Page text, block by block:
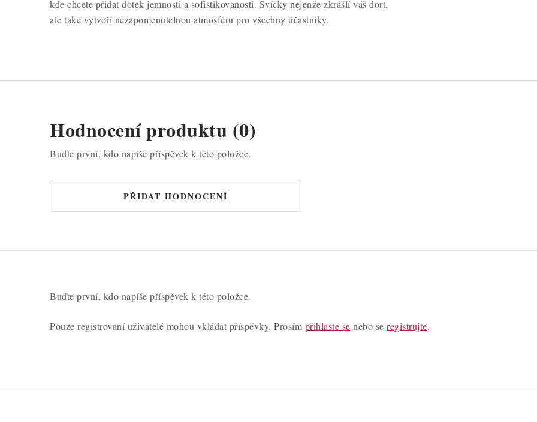
kde chcete přidat dotek jemnosti a sofistikovanosti. Svíčky nejenže zkrášlí váš dort,
ale také vytvoří nezapomenutelnou atmosféru pro všechny účastníky.
Hodnocení produktu (0)
Buďte první, kdo napíše příspěvek k této položce.
PŘIDAT HODNOCENÍ
Buďte první, kdo napíše příspěvek k této položce.
Pouze registrovaní uživatelé mohou vkládat příspěvky. Prosím přihlaste se nebo se registrujte.